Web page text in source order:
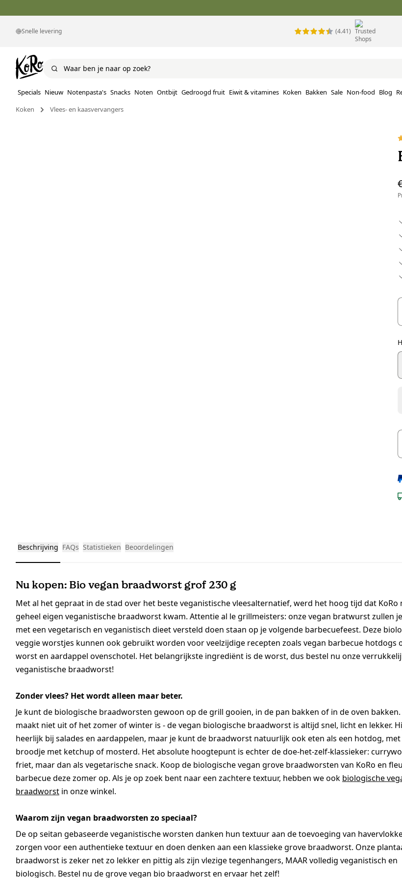
Snelle levering (4.41)
Specials Nieuw Notenpasta's Snacks Noten Ontbijt Gedroogd fruit Eiwit & vitamines Koken Bakken Sale Non-food Blog
Koken
Vlees- en kaasvervangers
Beschrijving FAQs Statistieken Beoordelingen
Nu kopen: Bio vegan braadworst grof 230 g
Met al het gepraat in de stad over het beste veganistische vleesalternatief, werd het hoog tijd dat KoRo
geheel eigen veganistische braadworst kwam. Attentie al le grillmeisters: onze vegan bratwurst zullen
met een vegetarisch en veganistisch dieet versteld doen staan op je volgende barbecuefeest. Deze
veggie worstjes kunnen ook gebruikt worden voor veelzijdige recepten zoals vegan barbecue hotdogs
worst en aardappel ovenschotel. Het belangrijkste ingrediënt is de worst, dus bestel nu onze
veganistische braadworst!
Zonder vlees? Het wordt alleen maar beter.
Je kunt de biologische braadworsten gewoon op de grill gooien, in de pan bakken of in de oven
maakt niet uit of het zomer of winter is - de vegan biologische braadworst is altijd snel, licht en lekker.
heerlijk bij salades en aardappelen, maar je kunt de braadworst natuurlijk ook eten als een hotdog, met
broodje met ketchup of mosterd. Het absolute hoogtepunt is echter de doe-het-zelf-klassieker:
friet, maar dan als vegetarische snack. Koop de biologische vegan grove braadworsten van KoRo en
barbecue deze zomer op. Als je op zoek bent naar een zachtere textuur, hebben we ook biologische
braadworst in onze winkel.
Waarom zijn vegan braadworsten zo speciaal?
De op seitan gebaseerde veganistische worsten danken hun textuur aan de toevoeging van
zorgen voor een authentieke textuur en doen denken aan een klassieke grove braadworst. Onze
braadworst is zeker net zo lekker en pittig als zijn vlezige tegenhangers, MAAR volledig veganistisch en
biologisch. Bestel nu de grove vegan bio braadworst en ervaar het zelf!